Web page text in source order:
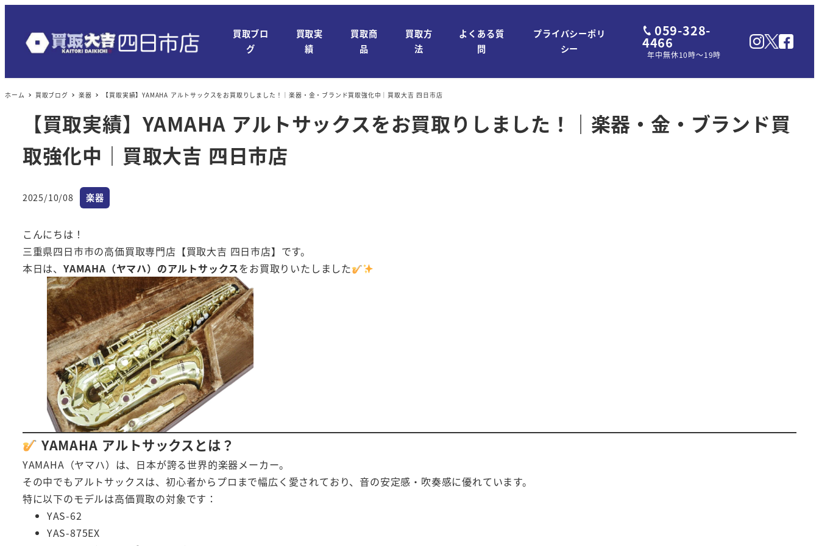
ン
テ
買取ブロ
グ
買取実
績
買取商
品
買取方
法
よくある質
問
プライバシーポリ
シー
059-328-
4466
年中無休10時～19時
ホーム 買取ブログ 楽器 【買取実績】YAMAHA アルトサックスをお買取りしました！｜楽器・金・ブランド買取強化中｜買取大吉 四日市店
【買取実績】YAMAHA アルトサックスをお買取りしました！｜楽器・金・ブランド買
取強化中｜買取大吉 四日市店
投稿日
2025/10/08 カテゴリー
楽器
こんにちは！
三重県四日市市の高価買取専門店【買取大吉 四日市店】です。
本日は、 YAMAHA（ヤマハ）のアルトサックスをお買取りいたしました
YAMAHA アルトサックスとは？
YAMAHA（ヤマハ）は、日本が誇る世界的楽器メーカー。
その中でもアルトサックスは、初心者からプロまで幅広く愛されており、音の安定感・吹奏感に優れています。
特に以下のモデルは高価買取の対象です：
YAS-62
YAS-875EX